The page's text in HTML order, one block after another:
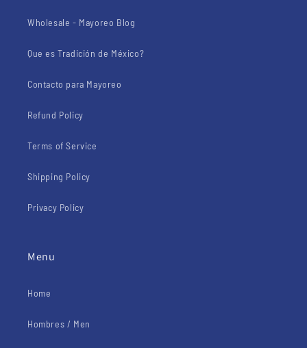
Wholesale - Mayoreo Blog
Que es Tradición de México?
Contacto para Mayoreo
Refund Policy
Terms of Service
Shipping Policy
Privacy Policy
Menu
Home
Hombres / Men